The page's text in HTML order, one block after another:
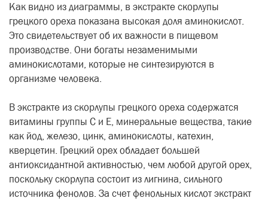
Как видно из диаграммы, в экстракте скорлупы
грецкого ореха показана высокая доля аминокислот.
Это свидетельствует об их важности в пищевом
производстве. Они богаты незаменимыми
аминокислотами, которые не синтезируются в
организме человека.
В экстракте из скорлупы грецкого ореха содержатся
витамины группы С и Е, минеральные вещества, такие
как йод, железо, цинк, аминокислоты, катехин,
кверцетин. Грецкий орех обладает большей
антиоксидантной активностью, чем любой другой орех,
поскольку скорлупа состоит из лигнина, сильного
источника фенолов. За счет фенольных кислот экстракт